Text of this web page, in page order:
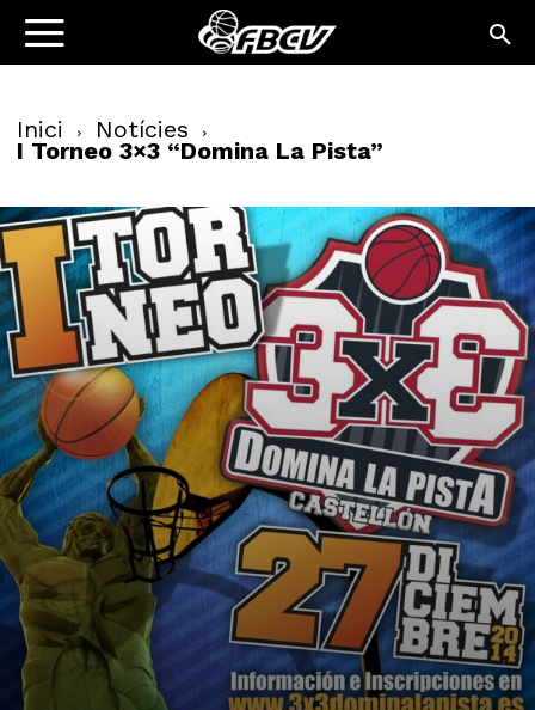
Inici Notícies
I Torneo 3×3 “Domina La Pista”